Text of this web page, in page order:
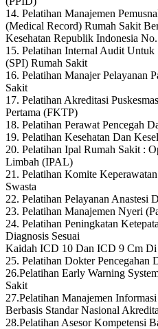
14. Pelatihan Manajemen
(Medical Record) Rumah Sakit
Kesehatan Republik Indonesia
15. Pelatihan Internal Audit Untuk
(SPI) Rumah Sakit
16. Pelatihan Manajer Pelayanan
Sakit
17. Pelatihan Akreditasi
Pertama (FKTP)
18. Pelatihan Perawat Pencegah
19. Pelatihan Kesehatan Dan
20. Pelatihan Ipal Rumah Sakit :
Limbah (IPAL)
21. Pelatihan Komite
Swasta
22. Pelatihan Pelayanan Anastesi
23. Pelatihan Manajemen Nyeri
24. Pelatihan Peningkatan
Diagnosis Sesuai
Kaidah ICD 10 Dan ICD 9 Cm Di
25. Pelatihan Dokter Pencegahan
26.Pelatihan Early Warning
Sakit
27.Pelatihan Manajemen
Berbasis Standar Nasional
28.Pelatihan Asesor Kompetensi